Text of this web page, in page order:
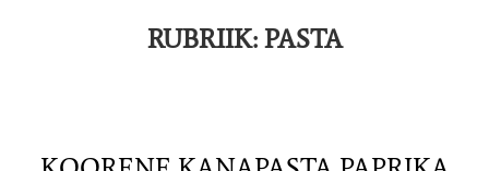
RUBRIIK: PASTA